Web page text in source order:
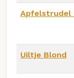
Apfelstrudel
Uiltje Blond